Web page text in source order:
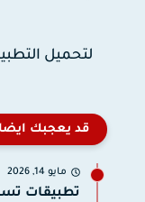
لتحميل
قد يعجبك ايضا
مايو 14, 2026
تطبيقات تساعدك